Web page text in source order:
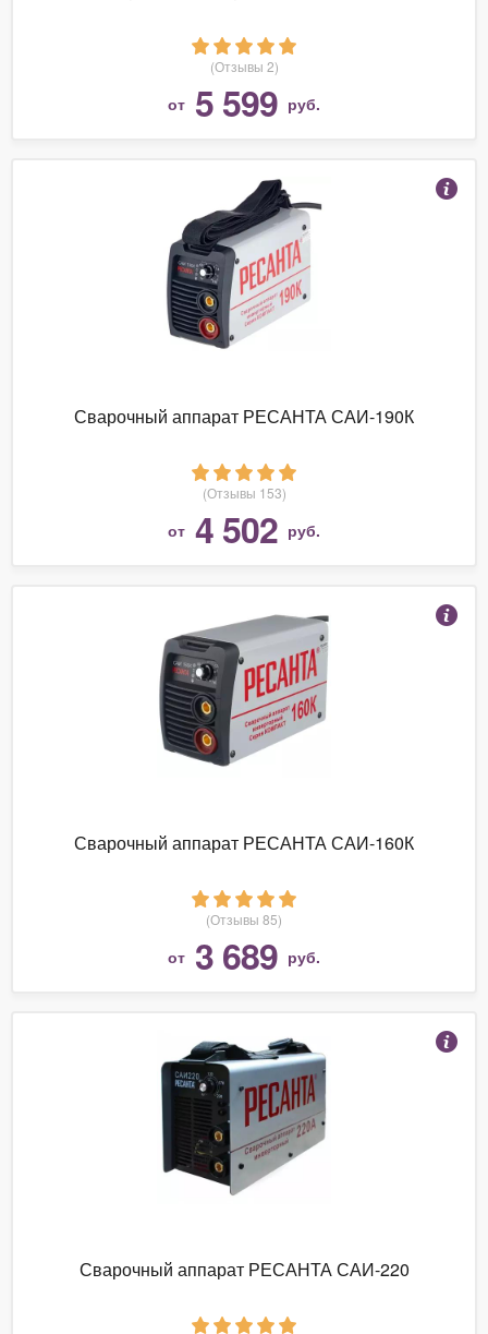
(Отзывы 2)
от 5 599 руб.
Сварочный аппарат РЕСАНТА САИ-190К
(Отзывы 153)
от 4 502 руб.
Сварочный аппарат РЕСАНТА САИ-160К
(Отзывы 85)
от 3 689 руб.
Сварочный аппарат РЕСАНТА САИ-220